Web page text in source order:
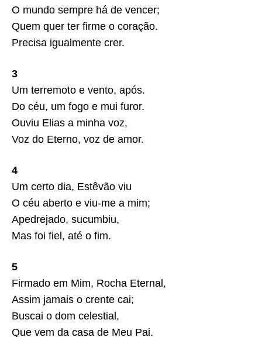
O mundo sempre há de vencer;
Quem quer ter firme o coração.
Precisa igualmente crer.
3
Um terremoto e vento, após.
Do céu, um fogo e mui furor.
Ouviu Elias a minha voz,
Voz do Eterno, voz de amor.
4
Um certo dia, Estêvão viu
O céu aberto e viu-me a mim;
Apedrejado, sucumbiu,
Mas foi fiel, até o fim.
5
Firmado em Mim, Rocha Eternal,
Assim jamais o crente cai;
Buscai o dom celestial,
Que vem da casa de Meu Pai.